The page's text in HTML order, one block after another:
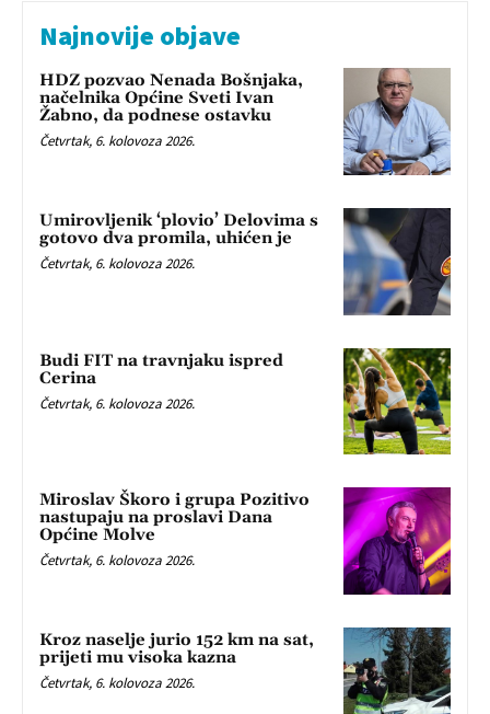
Najnovije objave
HDZ pozvao Nenada Bošnjaka,
načelnika Općine Sveti Ivan
Žabno, da podnese ostavku
Četvrtak, 6. kolovoza 2026.
Umirovljenik ‘plovio’ Delovima s
gotovo dva promila, uhićen je
Četvrtak, 6. kolovoza 2026.
Budi FIT na travnjaku ispred
Cerina
Četvrtak, 6. kolovoza 2026.
Miroslav Škoro i grupa Pozitivo
nastupaju na proslavi Dana
Općine Molve
Četvrtak, 6. kolovoza 2026.
Kroz naselje jurio 152 km na sat,
prijeti mu visoka kazna
Četvrtak, 6. kolovoza 2026.